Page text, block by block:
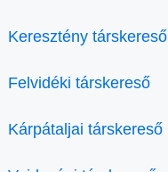
Keresztény társkereső
Felvidéki társkereső
Kárpátaljai társkereső